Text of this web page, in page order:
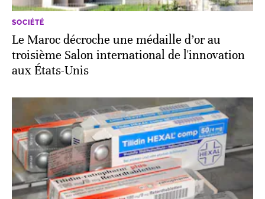
SOCIÉTÉ
Le Maroc décroche une médaille d’or au
troisième Salon international de l'innovation
aux États-Unis